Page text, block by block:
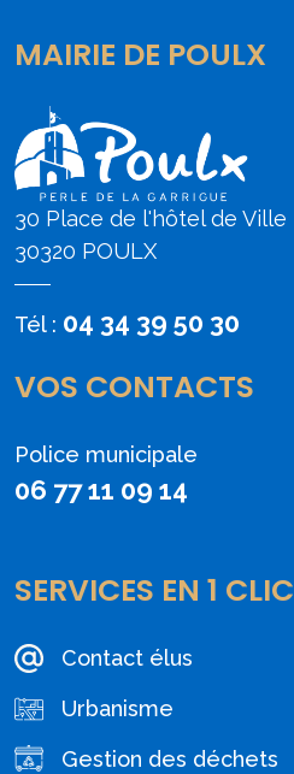
MAIRIE DE POULX
30 Place de l'hôtel de Ville
30320 POULX
Tél : 04 34 39 50 30
VOS CONTACTS
Police municipale
06 77 11 09 14
SERVICES EN 1 CLIC
Contact élus
Urbanisme
Gestion des déchets